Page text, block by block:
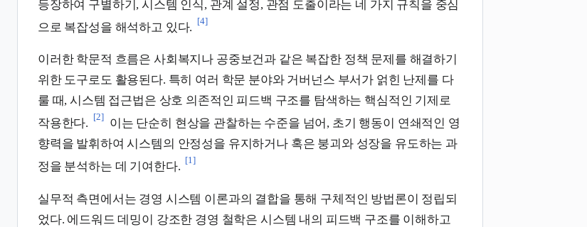
등장하여 구별하기, 시스템 인식, 관계 설정, 관점 도출이라는 네 가지 규칙을 중심
으로 복잡성을 해석하고 있다.
[4]
이러한 학문적 흐름은 사회복지나 공중보건과 같은 복잡한 정책 문제를 해결하기
위한 도구로도 활용된다. 특히 여러 학문 분야와 거버넌스 부서가 얽힌 난제를 다
룰 때, 시스템 접근법은 상호 의존적인 피드백 구조를 탐색하는 핵심적인 기제로
작용한다.
[2]
이는 단순히 현상을 관찰하는 수준을 넘어, 초기 행동이 연쇄적인 영
향력을 발휘하여 시스템의 안정성을 유지하거나 혹은 붕괴와 성장을 유도하는 과
정을 분석하는 데 기여한다.
[1]
실무적 측면에서는 경영 시스템 이론과의 결합을 통해 구체적인 방법론이 정립되
었다. 에드워드 데밍이 강조한 경영 철학은 시스템 내의 피드백 구조를 이해하고